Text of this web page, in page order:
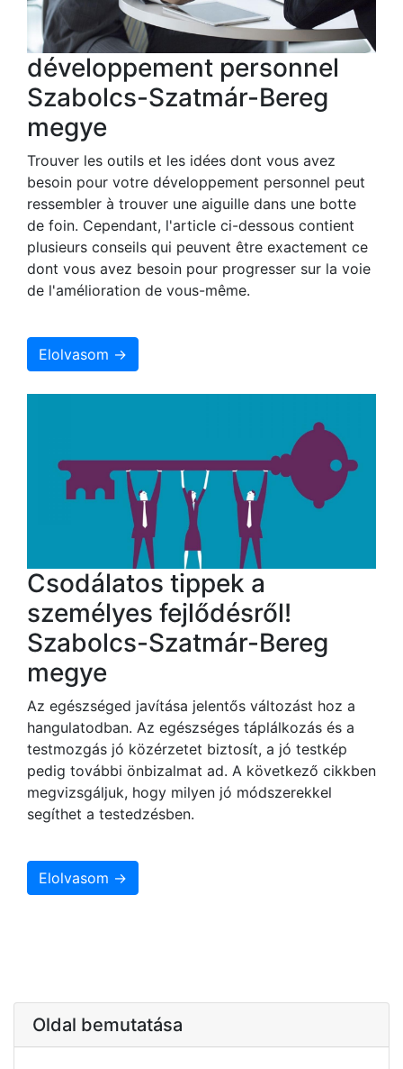
développement personnel
Szabolcs-Szatmár-Bereg
megye
Trouver les outils et les idées dont vous avez
besoin pour votre développement personnel peut
ressembler à trouver une aiguille dans une botte
de foin. Cependant, l'article ci-dessous contient
plusieurs conseils qui peuvent être exactement ce
dont vous avez besoin pour progresser sur la voie
de l'amélioration de vous-même.
Elolvasom →
Csodálatos tippek a
személyes fejlődésről!
Szabolcs-Szatmár-Bereg
megye
Az egészséged javítása jelentős változást hoz a
hangulatodban. Az egészséges táplálkozás és a
testmozgás jó közérzetet biztosít, a jó testkép
pedig további önbizalmat ad. A következő cikkben
megvizsgáljuk, hogy milyen jó módszerekkel
segíthet a testedzésben.
Elolvasom →
Oldal bemutatása